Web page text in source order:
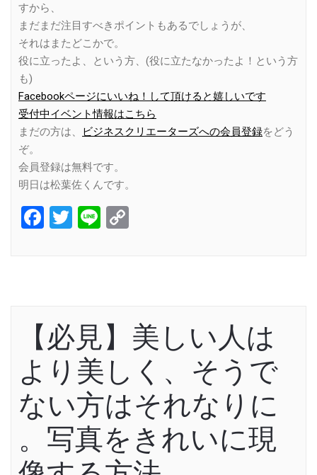
すから、
まだまだ注目すべきポイントもあるでしょうが、
それはまたどこかで。
役に立ったよ、という方、(役に立たなかったよ！という方
も)
Facebookページにいいね！して頂けると嬉しいです
受付中イベント情報はこちら
まだの方は、
ビジネスクリエーターズへの会員登録をどう
ぞ。
会員登録は無料です。
明日は松葉佐くんです。
Facebook
Twitter
Line
【必見】美しい人は
より美しく、そうで
ない方はそれなりに
。写真をきれいに現